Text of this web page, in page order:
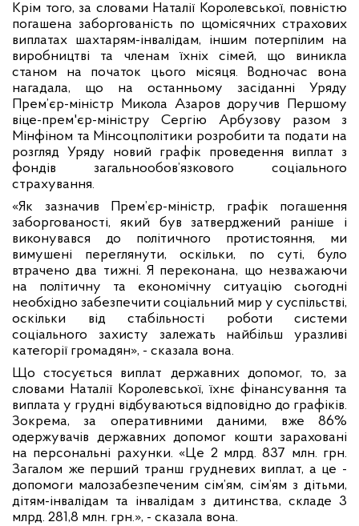
Крім того, за словами Наталії Королевської, повністю
погашена заборгованість по щомісячних страхових
виплатах шахтарям-інвалідам, іншим потерпілим на
виробництві та членам їхніх сімей, що виникла
станом на початок цього місяця. Водночас вона
нагадала, що на останньому засіданні Уряду
Прем’єр-міністр Микола Азаров доручив Першому
віце-прем'єр-міністру Сергію Арбузову разом з
Мінфіном та Мінсоцполітики розробити та подати на
розгляд Уряду новий графік проведення виплат з
фондів загальнообов’язкового соціального
страхування.
«Як зазначив Прем’єр-міністр, графік погашення
заборгованості, який був затверджений раніше і
виконувався до політичного протистояння, ми
вимушені переглянути, оскільки, по суті, було
втрачено два тижні. Я переконана, що незважаючи
на політичну та економічну ситуацію сьогодні
необхідно забезпечити соціальний мир у суспільстві,
оскільки від стабільності роботи системи
соціального захисту залежать найбільш уразливі
категорії громадян», - сказала вона.
Що стосується виплат державних допомог, то, за
словами Наталії Королевської, їхнє фінансування та
виплата у грудні відбуваються відповідно до графіків.
Зокрема, за оперативними даними, вже 86%
одержувачів державних допомог кошти зараховані
на персональні рахунки. «Це 2 млрд. 837 млн. грн.
Загалом же перший транш грудневих виплат, а це -
допомоги малозабезпеченим сім’ям, сім’ям з дітьми,
дітям-інвалідам та інвалідам з дитинства, складе 3
млрд. 281,8 млн. грн.», - сказала вона.